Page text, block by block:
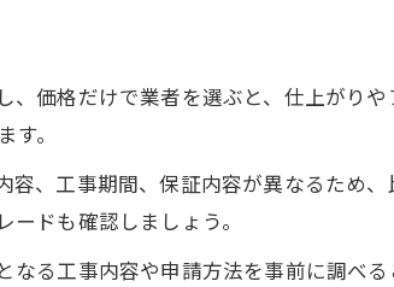
価格だけで業者を選ぶと、仕上がり
。
、工事期間、保証内容が異なるため
ドも確認しましょう。
る工事内容や申請方法を事前に調べ